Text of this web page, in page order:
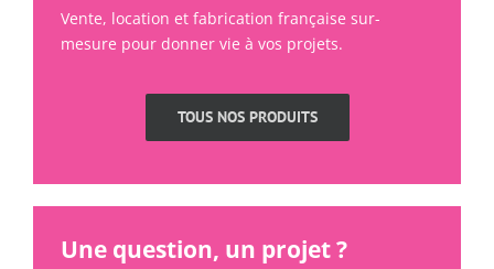
Vente, location et fabrication française sur-
mesure pour donner vie à vos projets.
TOUS NOS PRODUITS
Une question, un projet ?